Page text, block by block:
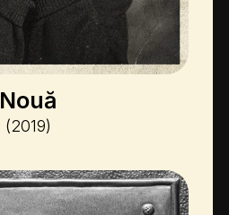
Nouă
(2019)